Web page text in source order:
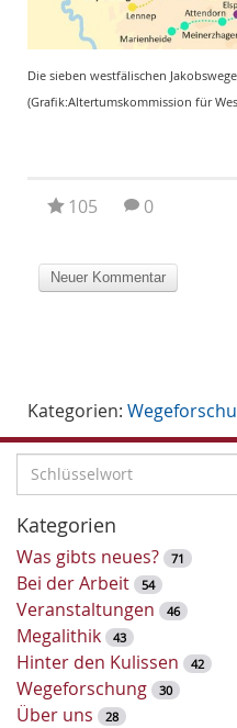
Die sieben westfälischen
(Grafik:Altertumskommission für
105 0
Kategorien:
c
h
l
ü
s
s
e
l
w
Kategorien
Was gibts neues? 71
Bei der Arbeit 54
Veranstaltungen 46
Megalithik 43
Hinter den Kulissen 42
Wegeforschung 30
Über uns 28